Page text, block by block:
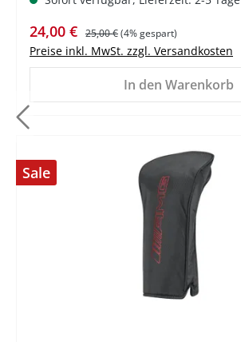
Verkaufspreis:
24,00 € Regulärer Preis:
25,00 €(4% gespart)
Preise inkl. MwSt. zzgl. Versandkosten
In den Warenkorb
Sale